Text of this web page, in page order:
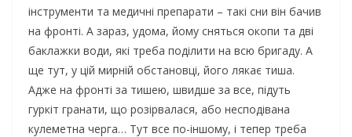
інструменти та медичні препарати – такі сни він бачив
на фронті. А зараз, удома, йому сняться окопи та дві
баклажки води, які треба поділити на всю бригаду. А
ще тут, у цій мирній обстановці, його лякає тиша.
Адже на фронті за тишею, швидше за все, підуть
гуркіт гранати, що розірвалася, або несподівана
кулеметна черга… Тут все по-іншому, і тепер треба